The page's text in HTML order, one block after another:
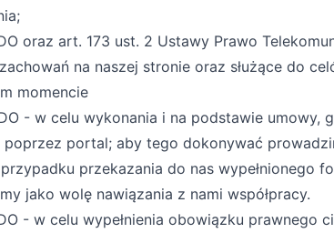
oraz art. 173 ust. 2 Ustawy Prawo
na naszej stronie oraz służące do
momencie
- w celu wykonania i na podstawie
poprzez portal; aby tego dokonywać
przekazania do nas
jako wolę nawiązania z nami współpracy.
- w celu wypełnienia obowiązku prawnego